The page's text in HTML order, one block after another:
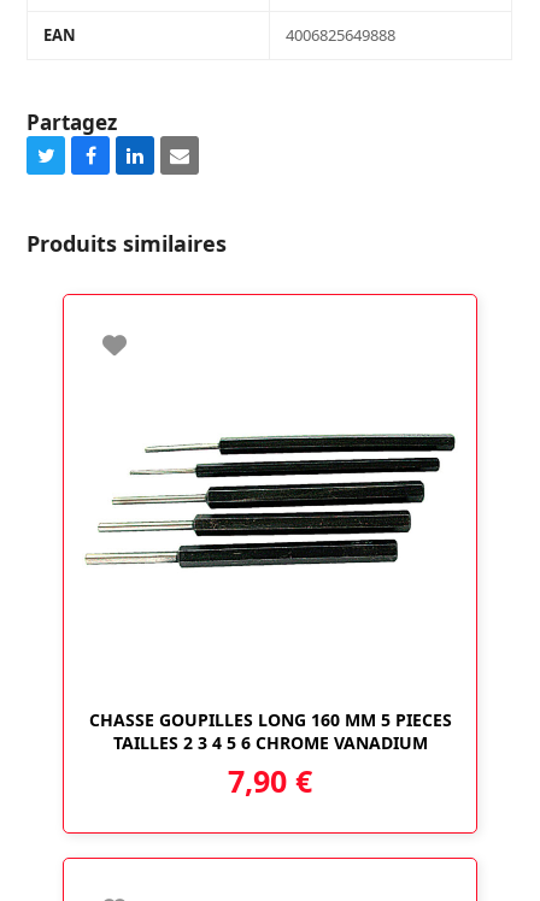
EAN 4006825649888
Partagez
Share
Twitter
Share
Facebook
Share
LinkedIn
Share
Email
Produits similaires
CHASSE GOUPILLES LONG 160 MM 5 PIECES
TAILLES 2 3 4 5 6 CHROME VANADIUM
7,90 €